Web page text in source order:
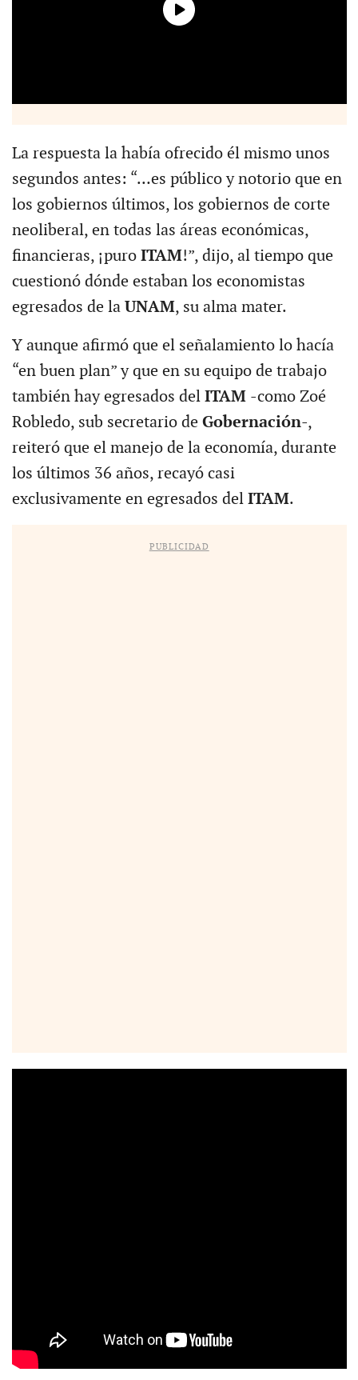
La respuesta la había ofrecido él mismo unos
segundos antes: “…es público y notorio que en
los gobiernos últimos, los gobiernos de corte
neoliberal, en todas las áreas económicas,
financieras, ¡puro ITAM!”, dijo, al tiempo que
cuestionó dónde estaban los economistas
egresados de la UNAM, su alma mater.
Y aunque afirmó que el señalamiento lo hacía
“en buen plan” y que en su equipo de trabajo
también hay egresados del ITAM -como Zoé
Robledo, sub secretario de Gobernación-,
reiteró que el manejo de la economía, durante
los últimos 36 años, recayó casi
exclusivamente en egresados del ITAM.
PUBLICIDAD